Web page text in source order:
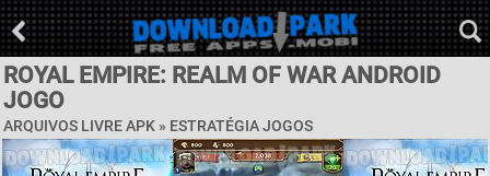
ROYAL EMPIRE: REALM OF WAR ANDROID
JOGO
ARQUIVOS LIVRE APK » ESTRATÉGIA JOGOS